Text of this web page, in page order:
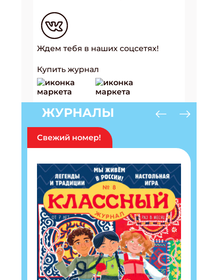
Ждем тебя в наших соцсетях!
Купить журнал
ЖУРНАЛЫ
Свежий номер!